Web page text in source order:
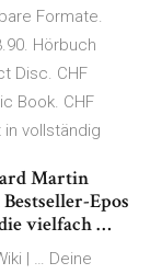
Formate.
Hörbuch
Disc. CHF
Book. CHF
vollständig
Martin
Epos
vielfach …
| … Deine